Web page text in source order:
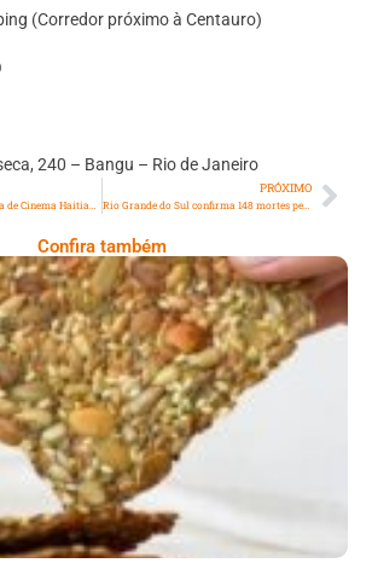
(Corredor próximo à Centauro)
240 – Bangu – Rio de Janeiro
CCBB Rio terá 1ª Mostra de Cinema Haitiano no Brasil
PRÓXIMO
Rio Grande do Sul confirma 148 mortes pelas chuvas
Confira também
Cracker De Sementes